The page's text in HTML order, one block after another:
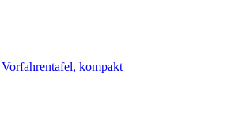
Vorfahrentafel, kompakt